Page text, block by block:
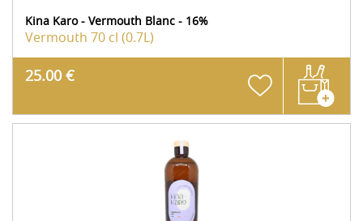
Kina Karo - Vermouth Blanc - 16%
Vermouth 70 cl (0.7L)
25.00 €